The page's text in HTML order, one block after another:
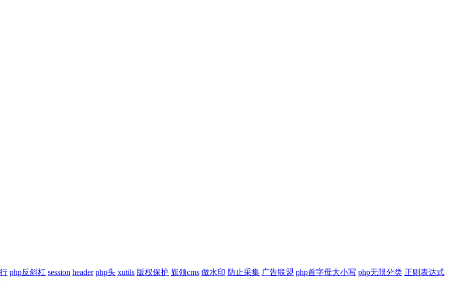
php反斜杠 session header php头 xutils 版权保护 旗领cms 做水印 防止采集 广告联盟 php首字母大小写 php无限分类 正则表达式